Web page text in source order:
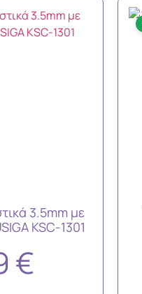
3.5mm με
KSC-1301
€